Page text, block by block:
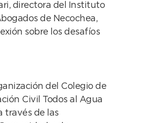
directora del Instituto
de Necochea,
sobre los desafíos
del Colegio de
Civil Todos al Agua
través de las